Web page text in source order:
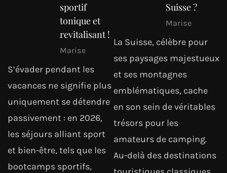
sportif
tonique et
revitalisant !
Marise
S’évader pendant les
vacances ne signifie plus
uniquement se détendre
passivement : en 2026,
les séjours alliant sport
et bien-être, tels que les
bootcamps sportifs,
Suisse ?
Marise
La Suisse, célèbre pour
ses paysages majestueux
et ses montagnes
emblématiques, cache
en son sein de véritables
trésors pour les
amateurs de camping.
Au-delà des destinations